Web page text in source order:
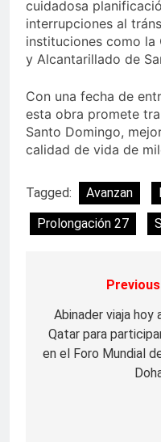
cuidadosa
interrupciones al
instituciones como
y Alcantarillado de
Con una fecha de
esta obra promete
Santo Domingo,
calidad de vida de
Tagged: Avanzan
Prolongación 27
Navegación
de
entradas
Abinader viaja hoy
Qatar para
en el Foro Mundial